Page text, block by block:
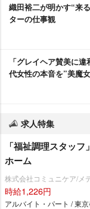
織田裕二が明かす“来
ターの仕事観
「グレイヘア賛美に
代女性の本音を”美魔
求人特集
「福祉調理スタッ
ホーム
株式会社コミュニケア/メ
時給1,226円
アルバイト・パート / 東